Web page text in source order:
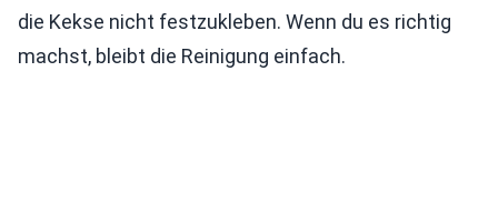
die Kekse nicht festzukleben. Wenn du es richtig
machst, bleibt die Reinigung einfach.